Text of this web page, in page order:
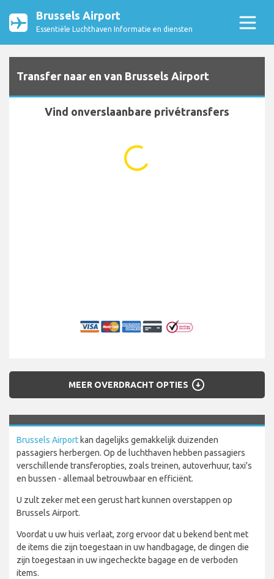
Brussels Airport
Essentiële Luchthaven Informatie en diensten
Transfer naar en van Brussels Airport
Vind onverslaanbare privétransfers
MEER OVERDRACHT OPTIES arrow_circle_down
Brussels Airport kan dagelijks gemakkelijk duizenden
passagiers herbergen. Op de luchthaven hebben passagiers
verschillende transferopties, zoals treinen, autoverhuur, taxi's
en bussen - allemaal betrouwbaar en efficiënt.
U zult zeker met een gerust hart kunnen overstappen op
Brussels Airport.
Voordat u uw huis verlaat, zorg ervoor dat u bekend bent met
de items die zijn toegestaan in uw handbagage, de dingen die
zijn toegestaan in uw ingecheckte bagage en de verboden
items.